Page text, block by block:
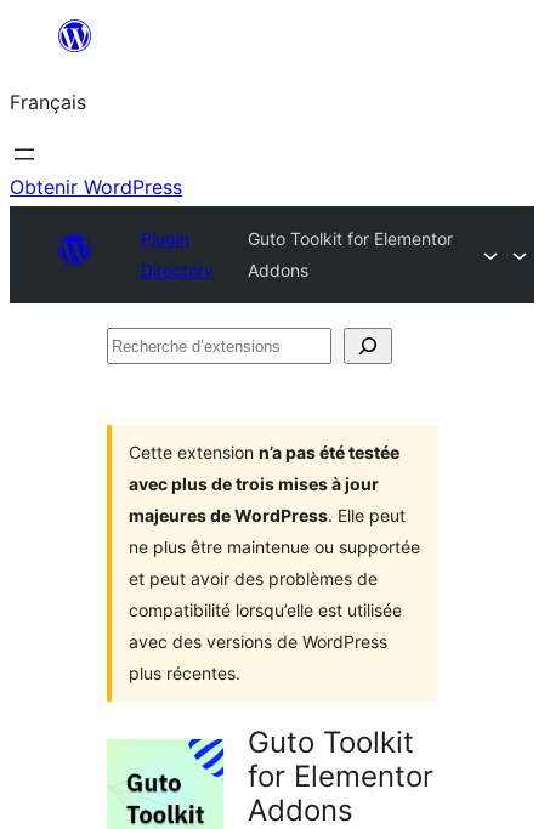
contenu
Français
Obtenir WordPress
Plugin
Directory
Guto Toolkit for Elementor
Addons
Recherche
Cette extension n’a pas été testée
avec plus de trois mises à jour
majeures de WordPress. Elle peut
ne plus être maintenue ou supportée
et peut avoir des problèmes de
compatibilité lorsqu’elle est utilisée
avec des versions de WordPress
plus récentes.
Guto Toolkit
for Elementor
Addons